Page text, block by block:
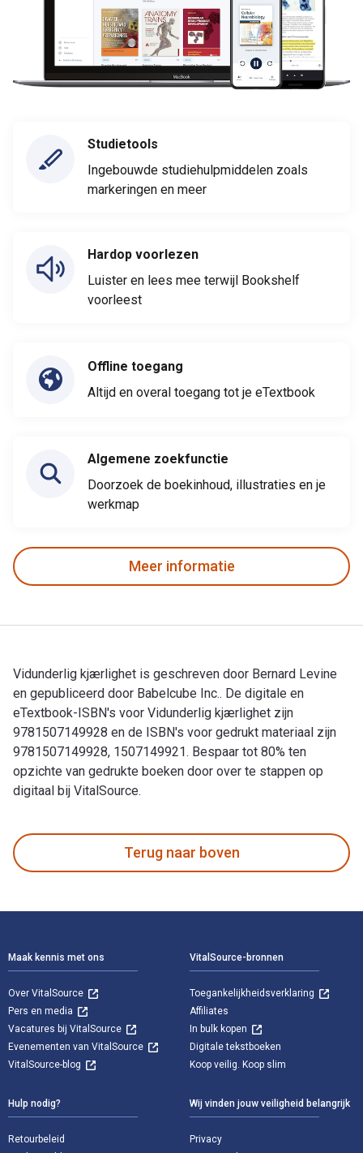
Studietools
Ingebouwde studiehulpmiddelen zoals
markeringen en meer
Hardop voorlezen
Luister en lees mee terwijl Bookshelf
voorleest
Offline toegang
Altijd en overal toegang tot je eTextbook
Algemene zoekfunctie
Doorzoek de boekinhoud, illustraties en je
werkmap
Meer informatie
Vidunderlig kjærlighet is geschreven door Bernard Levine
en gepubliceerd door Babelcube Inc.. De digitale en
eTextbook-ISBN's voor Vidunderlig kjærlighet zijn
9781507149928 en de ISBN's voor gedrukt materiaal zijn
9781507149928, 1507149921. Bespaar tot 80% ten
opzichte van gedrukte boeken door over te stappen op
digitaal bij VitalSource.
Terug naar boven
Maak kennis met ons
Over VitalSource
Pers en media
Vacatures bij VitalSource
Evenementen van VitalSource
VitalSource-blog
VitalSource-bronnen
Toegankelijkheidsverklaring
Affiliates
In bulk kopen
Digitale tekstboeken
Koop veilig. Koop slim
Hulp nodig?
Retourbeleid
Wij vinden jouw veiligheid belangrijk
Privacy